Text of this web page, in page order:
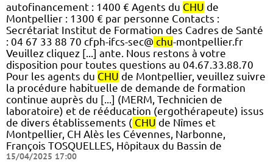
autofinancement : 1400 € Agents du CHU de
Montpellier : 1300 € par personne Contacts :
Secrétariat Institut de Formation des Cadres de Santé
: 04 67 33 88 70 cfph-ifcs-sec@ chu-montpellier.fr
Veuillez cliquez [...] ante. Nous restons à votre
disposition pour toutes questions au 04.67.33.88.70
Pour les agents du CHU de Montpellier, veuillez suivre
la procédure habituelle de demande de formation
continue auprès du [...] (MERM, Technicien de
laboratoire) et de rééducation (ergothérapeute) issus
de divers établissements ( CHU de Nîmes et
Montpellier, CH Alès les Cévennes, Narbonne,
François TOSQUELLES, Hôpitaux du Bassin de
15/04/2025 17:00